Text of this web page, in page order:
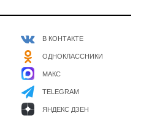
В КОНТАКТЕ
ОДНОКЛАССНИКИ
МАКС
TELEGRAM
ЯНДЕКС ДЗЕН